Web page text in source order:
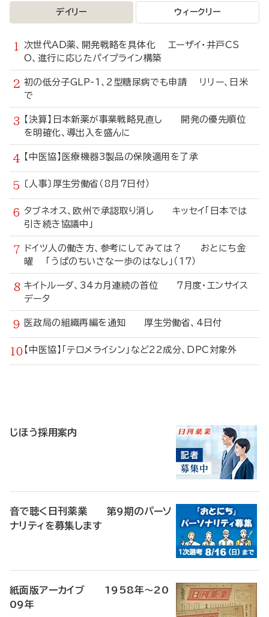
デイリー ウィークリー
次世代AD薬、開発戦略を具体化 エーザイ・井戸CS
O、進行に応じたパイプライン構築
初の低分子GLP-1、2型糖尿病でも申請 リリー、日米
で
【決算】日本新薬が事業戦略見直し 開発の優先順位
を明確化、導出入を盛んに
【中医協】医療機器3製品の保険適用を了承
〔人事〕厚生労働省（8月7日付）
タブネオス、欧州で承認取り消し キッセイ「日本では
引き続き協議中」
ドイツ人の働き方、参考にしてみては？ おとにち金
曜 「うぱのちいさな一歩のはなし」（17）
キイトルーダ、34カ月連続の首位 7月度・エンサイス
データ
医政局の組織再編を通知 厚生労働省、4日付
【中医協】「テロメライシン」など22成分、DPC対象外
じほう採用案内
音で聴く日刊薬業 第9期のパーソ
ナリティを募集します
紙面版アーカイブ 1958年～20
09年